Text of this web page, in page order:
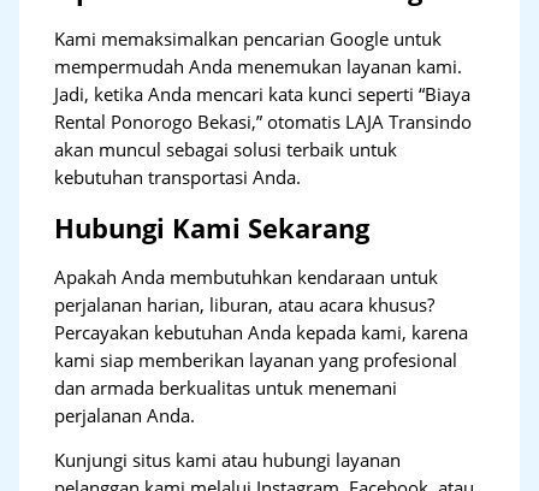
Kami memaksimalkan pencarian Google untuk
mempermudah Anda menemukan layanan kami.
Jadi, ketika Anda mencari kata kunci seperti “Biaya
Rental Ponorogo Bekasi,” otomatis LAJA Transindo
akan muncul sebagai solusi terbaik untuk
kebutuhan transportasi Anda.
Hubungi Kami Sekarang
Apakah Anda membutuhkan kendaraan untuk
perjalanan harian, liburan, atau acara khusus?
Percayakan kebutuhan Anda kepada kami, karena
kami siap memberikan layanan yang profesional
dan armada berkualitas untuk menemani
perjalanan Anda.
Kunjungi situs kami atau hubungi layanan